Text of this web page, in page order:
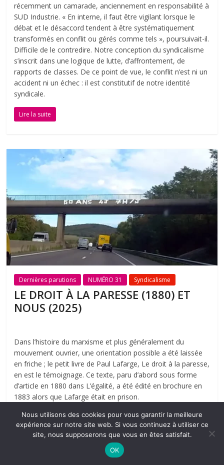
récemment un camarade, anciennement en responsabilité à
SUD Industrie. « En interne, il faut être vigilant lorsque le
débat et le désaccord tendent à être systématiquement
transformés en conflit ou gérés comme tels », poursuivait-il.
Difficile de le contredire. Notre conception du syndicalisme
s’inscrit dans une logique de lutte, d’affrontement, de
rapports de classes. De ce point de vue, le conflit n’est ni un
accident ni un échec : il est constitutif de notre identité
syndicale.
Lire la suite
Dernières parutions NUMÉRO 31 Syndicalisme
LE DROIT À LA PARESSE (1880) ET
NOUS (2025)
Dans l’histoire du marxisme et plus généralement du
mouvement ouvrier, une orientation possible a été laissée
en friche ; le petit livre de Paul Lafarge, Le droit à la paresse,
en est le témoignage. Ce texte, paru d’abord sous forme
d’article en 1880 dans L’égalité, a été édité en brochure en
1883 alors que Lafarge était en prison.
Lire la suite
Nous utilisons des cookies pour vous garantir la meilleure
expérience sur notre site web. Si vous continuez à utiliser ce
site, nous supposerons que vous en êtes satisfait.
OK